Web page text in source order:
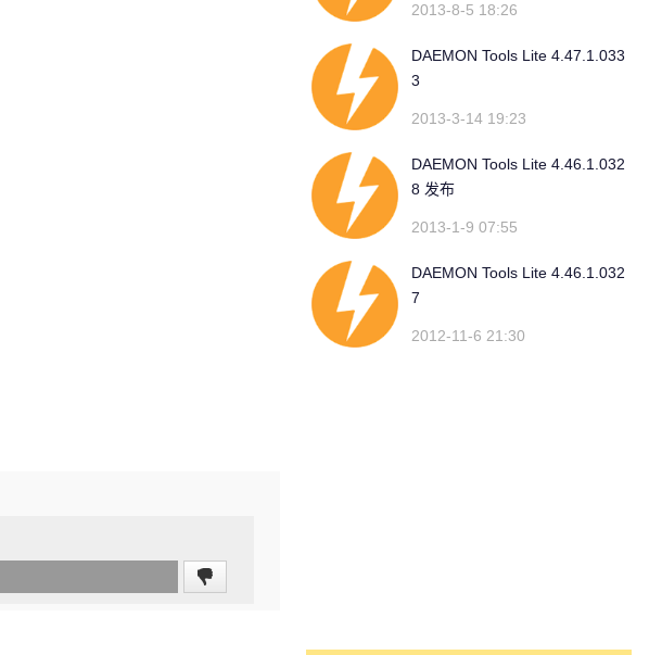
2013-8-5 18:26
DAEMON Tools Lite 4.47.1.033
3
2013-3-14 19:23
DAEMON Tools Lite 4.46.1.032
8 发布
2013-1-9 07:55
DAEMON Tools Lite 4.46.1.032
7
2012-11-6 21:30